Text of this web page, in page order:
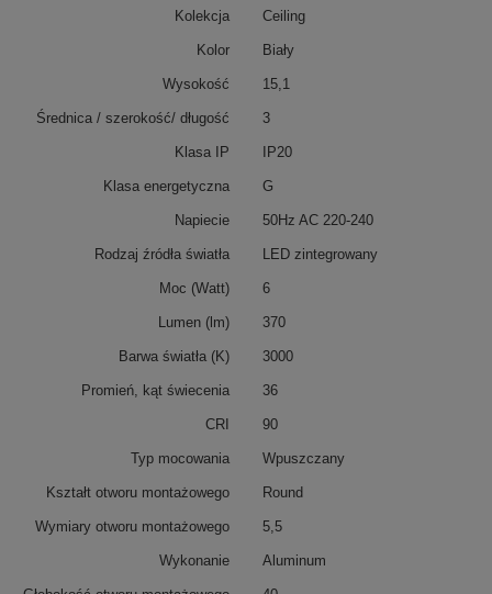
Kolekcja Ceiling
Kolor Biały
Wysokość 15,1
Średnica / szerokość/ długość 3
Klasa IP IP20
Klasa energetyczna G
Napiecie 50Hz AC 220-240
Rodzaj źródła światła LED zintegrowany
Moc (Watt) 6
Lumen (lm) 370
Barwa światła (K) 3000
Promień, kąt świecenia 36
CRI 90
Typ mocowania Wpuszczany
Kształt otworu montażowego Round
Wymiary otworu montażowego 5,5
Wykonanie Aluminum